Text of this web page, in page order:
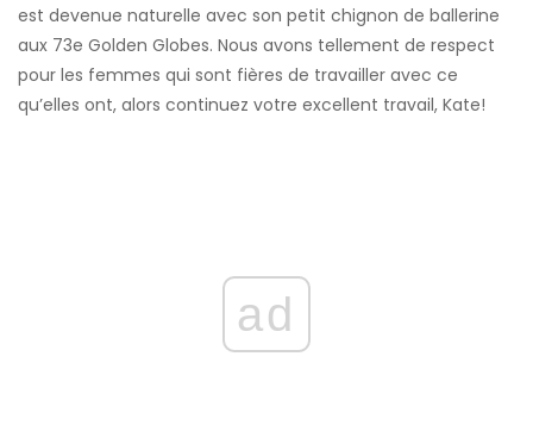
est devenue naturelle avec son petit chignon de ballerine
aux 73e Golden Globes. Nous avons tellement de respect
pour les femmes qui sont fières de travailler avec ce
qu’elles ont, alors continuez votre excellent travail, Kate!
ad